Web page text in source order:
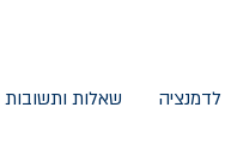
שאלות ותשובות